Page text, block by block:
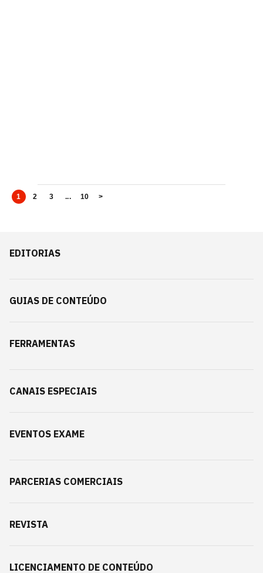
1 2 3 ... 10 >
EDITORIAS
GUIAS DE CONTEÚDO
FERRAMENTAS
CANAIS ESPECIAIS
EVENTOS EXAME
PARCERIAS COMERCIAIS
REVISTA
LICENCIAMENTO DE CONTEÚDO